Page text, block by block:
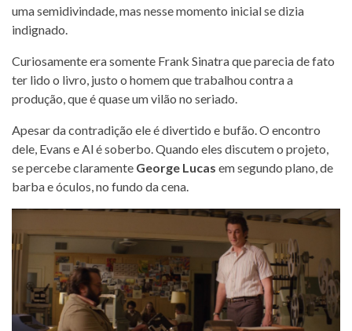
uma semidivindade, mas nesse momento inicial se dizia
indignado.
Curiosamente era somente Frank Sinatra que parecia de fato
ter lido o livro, justo o homem que trabalhou contra a
produção, que é quase um vilão no seriado.
Apesar da contradição ele é divertido e bufão. O encontro
dele, Evans e Al é soberbo. Quando eles discutem o projeto,
se percebe claramente George Lucas em segundo plano, de
barba e óculos, no fundo da cena.